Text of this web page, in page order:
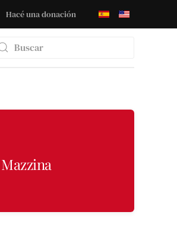
Hacé una donación
2 or more characters for results.